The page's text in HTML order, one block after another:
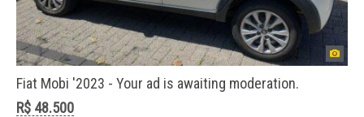
Fiat Mobi '2023 - Your ad is awaiting moderation.
R$ 48.500